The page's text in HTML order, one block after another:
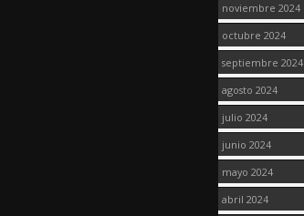
noviembre 2024
octubre 2024
septiembre 2024
agosto 2024
julio 2024
junio 2024
mayo 2024
abril 2024